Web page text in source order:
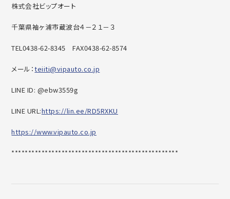
株式会社ビップオート
千葉県袖ヶ浦市蔵波台４－２１－３
TEL0438-62-8345 FAX0438-62-8574
メール：teiiti@vipauto.co.jp
LINE ID: @ebw3559g
LINE URL:https://lin.ee/RD5RXKU
https://www.vipauto.co.jp
**************************************************